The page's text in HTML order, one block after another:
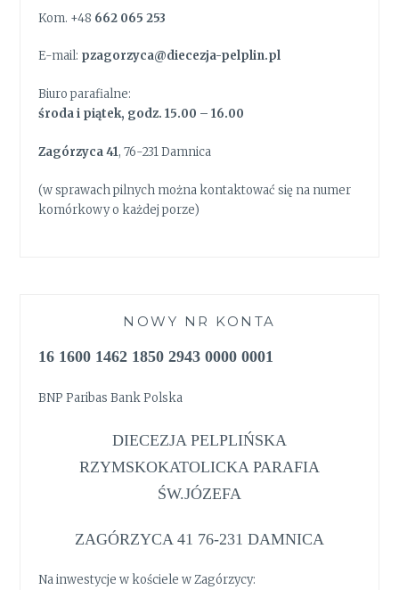
Kom. +48 662 065 253
E-mail: pzagorzyca@diecezja-pelplin.pl
Biuro parafialne:
środa i piątek, godz. 15.00 – 16.00
Zagórzyca 41, 76-231 Damnica
(w sprawach pilnych można kontaktować się na numer
komórkowy o każdej porze)
NOWY NR KONTA
16 1600 1462 1850 2943 0000 0001
BNP Paribas Bank Polska
DIECEZJA PELPLIŃSKA
RZYMSKOKATOLICKA PARAFIA
ŚW.JÓZEFA
ZAGÓRZYCA 41 76-231 DAMNICA
Na inwestycje w kościele w Zagórzycy: